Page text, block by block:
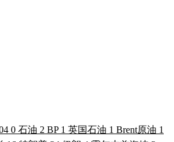
0 石油 2 BP 1 英国石油 1 Brent原油 1